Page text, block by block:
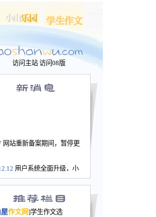
访问主站 访问08版
网站重新备案期间，暂停更
用户系统全面升级，小
站、作文网、学生作文、家
家园网－个人空间，用户一
全部通行。
家园网正式运行，域
作文网]学生作文选